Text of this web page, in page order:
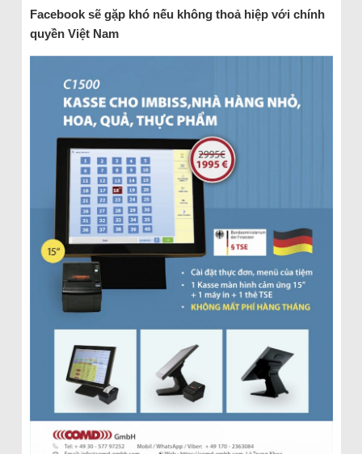
Facebook sẽ gặp khó nếu không thoả hiệp với chính
quyền Việt Nam